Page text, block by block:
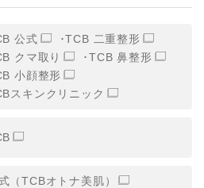
公式
TCB 二重整形
クマ取り
TCB 鼻整形
小顔整形
スキンクリニック
（TCBオトナ美肌）